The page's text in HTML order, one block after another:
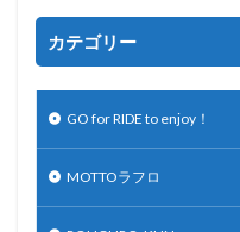
カテゴリー
GO for RIDE to enjoy！
MOTTOラフロ